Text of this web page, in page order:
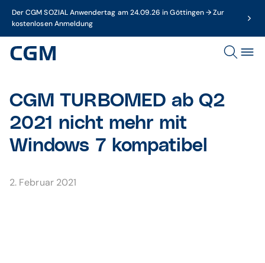
Der CGM SOZIAL Anwendertag am 24.09.26 in Göttingen → Zur
kostenlosen Anmeldung
CGM TURBOMED ab Q2
2021 nicht mehr mit
Windows 7 kompatibel
2. Februar 2021